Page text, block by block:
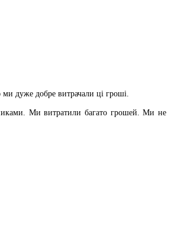
дуже добре витрачали ці гроші.
Ми витратили багато грошей. Ми не